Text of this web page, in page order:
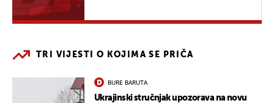
TRI VIJESTI O KOJIMA SE PRIČA
BURE BARUTA
Ukrajinski stručnjak upozorava na novu